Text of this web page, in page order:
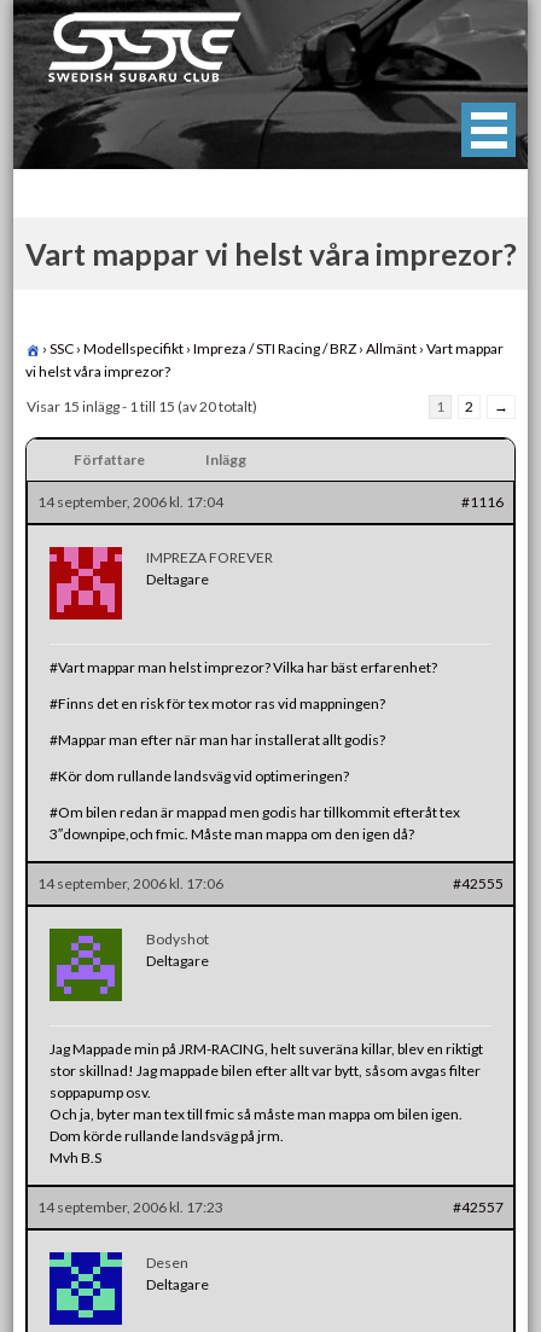
Skip
to
content
Swedish Subaru Club
För oss som älskar Subaru!
Vart mappar vi helst våra imprezor?
› SSC › Modellspecifikt › Impreza / STI Racing / BRZ › Allmänt › Vart mappar
vi helst våra imprezor?
Visar 15 inlägg - 1 till 15 (av 20 totalt)
1 2 →
Författare Inlägg
14 september, 2006 kl. 17:04 #1116
IMPREZA FOREVER
Deltagare
#Vart mappar man helst imprezor? Vilka har bäst erfarenhet?
#Finns det en risk för tex motor ras vid mappningen?
#Mappar man efter när man har installerat allt godis?
#Kör dom rullande landsväg vid optimeringen?
#Om bilen redan är mappad men godis har tillkommit efteråt tex
3″downpipe,och fmic. Måste man mappa om den igen då?
14 september, 2006 kl. 17:06 #42555
Bodyshot
Deltagare
Jag Mappade min på JRM-RACING, helt suveräna killar, blev en riktigt
stor skillnad! Jag mappade bilen efter allt var bytt, såsom avgas filter
soppapump osv.
Och ja, byter man tex till fmic så måste man mappa om bilen igen.
Dom körde rullande landsväg på jrm.
Mvh B.S
14 september, 2006 kl. 17:23 #42557
Desen
Deltagare